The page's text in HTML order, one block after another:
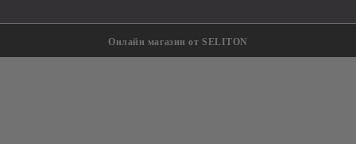
Онлайн магазин от SELITON